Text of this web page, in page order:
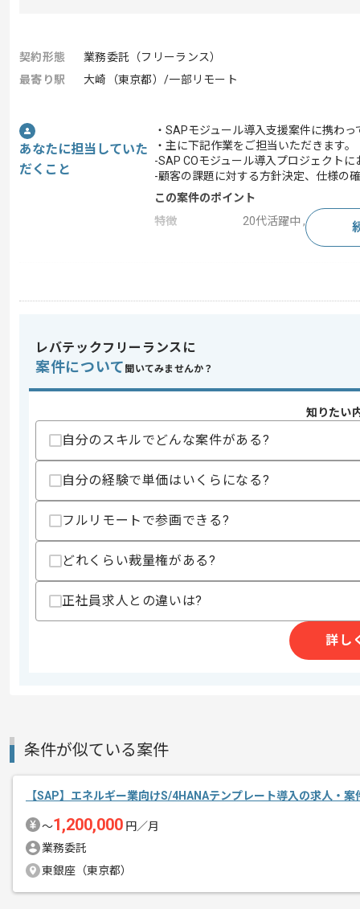
契約形態
業務委託（フリーランス）
最寄り駅
大崎（東京都）/一部リモート
あなたに担当していた
だくこと
・SAPモジュール導入支援案件に携わ
・主に下記作業をご担当いただきます。
-SAP COモジュール導入プロジェクト
-顧客の課題に対する方針決定、仕様の
この案件のポイント
特徴
20代活躍中 , 30代活躍
スキル
・SAPを用いた開発経験
・ABAPを用いた開発経験
その他募集要項
作業開始日
エージェントからのコ
メント
システム企画提案、システムコンサル
システムインテグレーションサービス
今回はSAPモジュール導入支援案件に
レバテックフリーランスに
案件について 聞いてみませんか？
知りたい
自分のスキルでどんな案件がある?
自分の経験で単価はいくらになる?
フルリモートで参画できる?
どれくらい裁量権がある?
正社員求人との違いは?
詳し
条件が似ている案件
【SAP】エネルギー業向けS/4HANAテンプレート導入の求人・案
〜1,200,000 円／月
業務委託
東銀座（東京都）